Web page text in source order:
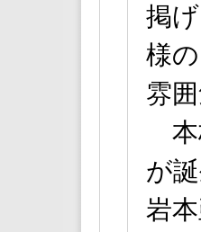
掲
様
雰
本
が
岩